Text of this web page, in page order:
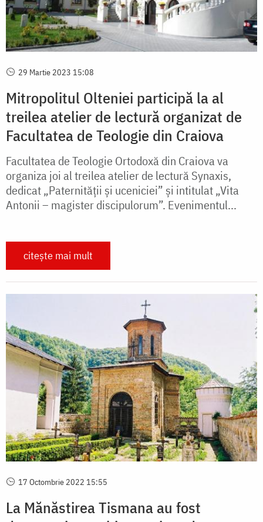
29 Martie 2023 15:08
Mitropolitul Olteniei participă la al
treilea atelier de lectură organizat de
Facultatea de Teologie din Craiova
Facultatea de Teologie Ortodoxă din Craiova va
organiza joi al treilea atelier de lectură Synaxis,
dedicat „Paternității și uceniciei” și intitulat „Vita
Antonii – magister discipulorum”. Evenimentul...
citește mai mult
17 Octombrie 2022 15:55
La Mănăstirea Tismana au fost